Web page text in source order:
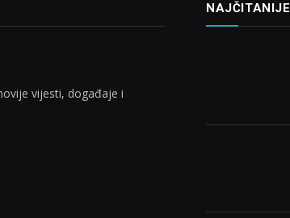
vijesti, događaje i
NAJČITANIJE